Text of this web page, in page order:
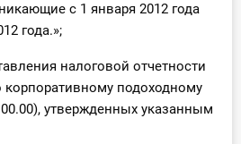
с 1 января 2012 года
года.»;
налоговой отчетности
корпоративному подоходному
утвержденных указанным